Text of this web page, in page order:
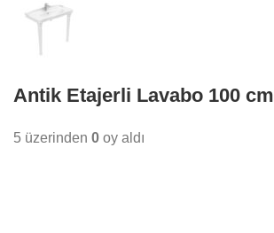
Antik Etajerli Lavabo 100 cm
5 üzerinden 0 oy aldı